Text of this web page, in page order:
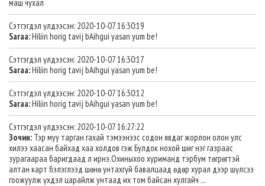
маш чухал
Сэтгэгдэл үлдээсэн: 2020-10-07 16:30:19
Saraa:Hiliin horig tavij bAihgui yasan yum be!
Сэтгэгдэл үлдээсэн: 2020-10-07 16:30:17
Saraa:Hiliin horig tavij bAihgui yasan yum be!
Сэтгэгдэл үлдээсэн: 2020-10-07 16:30:12
Saraa:Hiliin horig tavij bAihgui yasan yum be!
Сэтгэгдэл үлдээсэн: 2020-10-07 16:27:22
Зочин: Тэр муу тарган гахай тэмээнээс содон явдаг жорлон олон улс
хилээ хаасан байхад хаа холдов гэж Булдок нохой шиг нэг газраас
зурагаараа баригдаад л ирнэ.Охиныхоо хуриманд тэрбум төгрөгтэй
алтан карт бэлэглээд шөнө унтахгүй бавалцаад өдөр хурал дээр шүлсээ
гоожуулж үхдэл царайлж унтаад их том байсан хулгайч ...